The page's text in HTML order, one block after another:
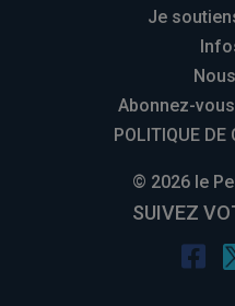
Je
Abonnez-
POLITIQUE DE
© 2026 le
SUIVEZ